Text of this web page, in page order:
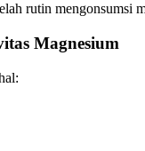
rutin mengonsumsi
Magnesium